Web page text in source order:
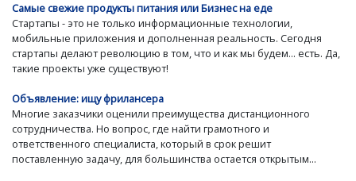
Самые свежие продукты питания или Бизнес на еде
Стартапы - это не только информационные технологии,
мобильные приложения и дополненная реальность. Сегодня
стартапы делают революцию в том, что и как мы будем... есть. Да,
такие проекты уже существуют!
Объявление: ищу фрилансера
Многие заказчики оценили преимущества дистанционного
сотрудничества. Но вопрос, где найти грамотного и
ответственного специалиста, который в срок решит
поставленную задачу, для большинства остается открытым...